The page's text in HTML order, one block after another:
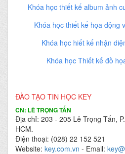
Khóa học thiết kế album ảnh
Khóa học thiết kế họa động
Khóa học hiết kế nhận
Khóa học Thiết kế đồ
ĐÀO TẠO TIN HỌC KEY
CN: LÊ TRỌNG TẤN
Địa chỉ: 203 - 205 Lê Trọng Tấn,
HCM.
Điện thoại: (028) 22 152 521
Website: key.com.vn - Email: